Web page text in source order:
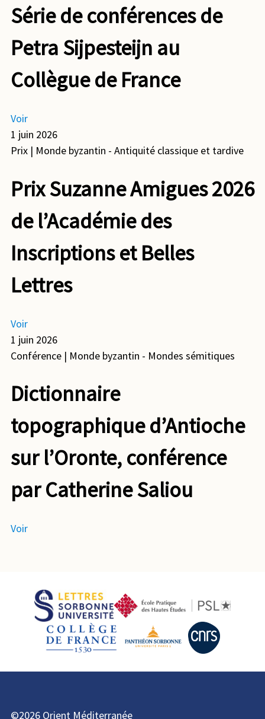
Série de conférences de
Petra Sijpesteijn au
Collègue de France
Voir
1 juin 2026
Prix | Monde byzantin - Antiquité classique et tardive
Prix Suzanne Amigues 2026
de l’Académie des
Inscriptions et Belles
Lettres
Voir
1 juin 2026
Conférence | Monde byzantin - Mondes sémitiques
Dictionnaire
topographique d’Antioche
sur l’Oronte, conférence
par Catherine Saliou
Voir
©2026 Orient Méditerranée